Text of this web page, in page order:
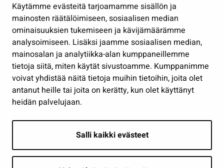
Käytämme evästeitä tarjoamamme sisällön ja
mainosten räätälöimiseen, sosiaalisen median
ominaisuuksien tukemiseen ja kävijämäärämme
analysoimiseen. Lisäksi jaamme sosiaalisen median,
mainosalan ja analytiikka-alan kumppaneillemme
tietoja siitä, miten käytät sivustoamme. Kumppanimme
voivat yhdistää näitä tietoja muihin tietoihin, joita olet
antanut heille tai joita on kerätty, kun olet käyttänyt
heidän palvelujaan.
Salli kaikki evästeet
Työ ja yrittäminen
Osallistu ja asioi
Näytä omat evästeasetukseni
Seuraa meitä